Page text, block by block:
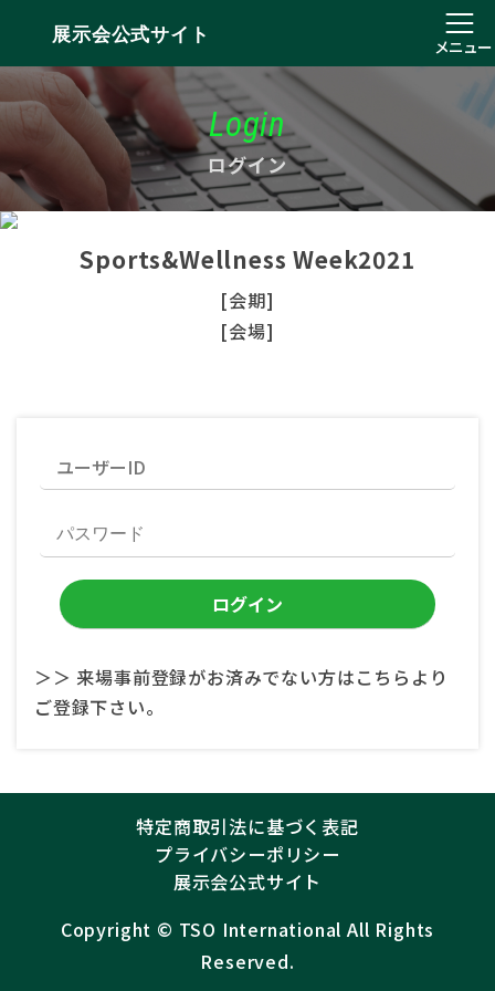
展示会公式サイト
メニュー
Login
ログイン
Sports&Wellness Week2021
[会期]
[会場]
＞＞ 来場事前登録がお済みでない方はこちらより
ご登録下さい。
特定商取引法に基づく表記
プライバシーポリシー
展示会公式サイト
Copyright ©︎ TSO International All Rights
Reserved.